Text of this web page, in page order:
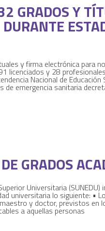
GRADOS Y
y firma electrónica para
licenciados y 28
Nacional de
de emergencia sanitaria
GRADOS
Universitaria
universitaria lo siguiente: •
y doctor, previstos en
a aquellas personas